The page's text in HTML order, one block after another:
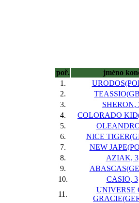
poř. jméno
1.
2.
3.
SHERON,
4.
COLORADO
5.
6.
NICE
7.
NEW
8.
AZIAK, 3
9.
10.
CASIO, 3
11.
UNIVERSE